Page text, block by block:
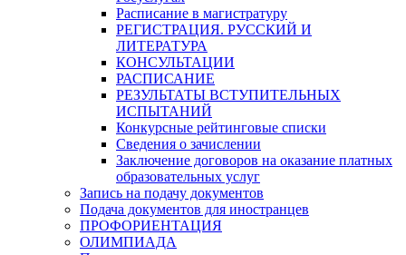
Расписание в магистратуру
РЕГИСТРАЦИЯ. РУССКИЙ И
ЛИТЕРАТУРА
КОНСУЛЬТАЦИИ
РАСПИСАНИЕ
РЕЗУЛЬТАТЫ ВСТУПИТЕЛЬНЫХ
ИСПЫТАНИЙ
Конкурсные рейтинговые списки
Сведения о зачислении
Заключение договоров на оказание платных
образовательных услуг
Запись на подачу документов
Подача документов для иностранцев
ПРОФОРИЕНТАЦИЯ
ОЛИМПИАДА